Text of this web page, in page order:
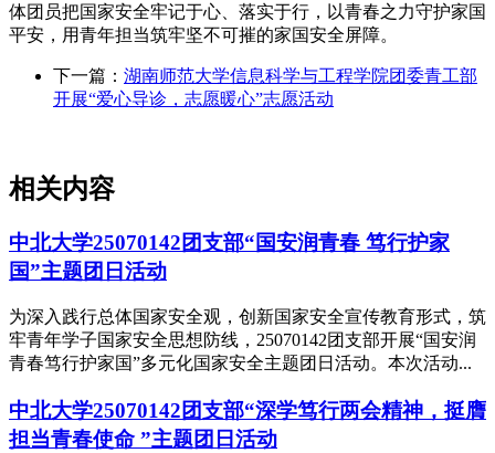
体团员把国家安全牢记于心、落实于行，以青春之力守护家国
平安，用青年担当筑牢坚不可摧的家国安全屏障。
下一篇： 湖南师范大学信息科学与工程学院团委青工部
开展“爱心导诊，志愿暖心”志愿活动
相关内容
中北大学25070142团支部“国安润青春 笃行护家
国”主题团日活动
为深入践行总体国家安全观，创新国家安全宣传教育形式，筑
牢青年学子国家安全思想防线，25070142团支部开展“国安润
青春笃行护家国”多元化国家安全主题团日活动。本次活动...
中北大学25070142团支部“深学笃行两会精神，挺膺
担当青春使命 ”主题团日活动